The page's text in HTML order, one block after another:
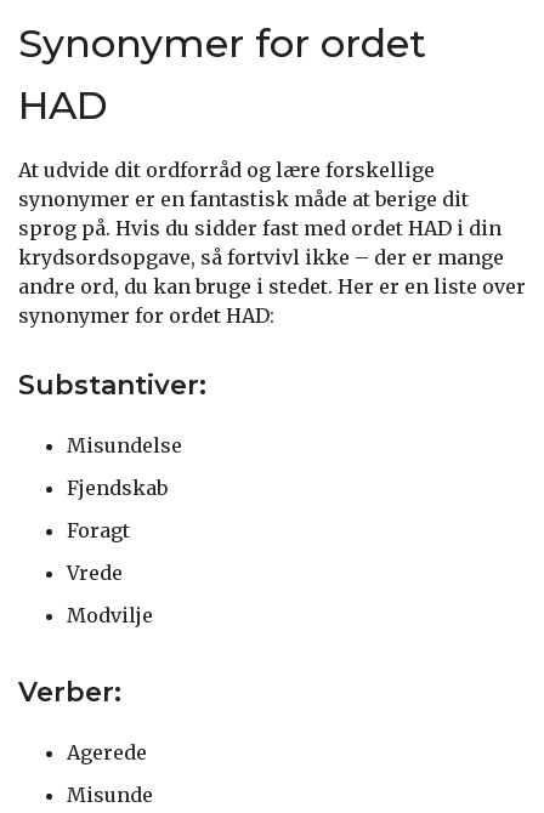
Synonymer for ordet
HAD
At udvide dit ordforråd og lære forskellige
synonymer er en fantastisk måde at berige dit
sprog på. Hvis du sidder fast med ordet HAD i din
krydsordsopgave, så fortvivl ikke – der er mange
andre ord, du kan bruge i stedet. Her er en liste over
synonymer for ordet HAD:
Substantiver:
Misundelse
Fjendskab
Foragt
Vrede
Modvilje
Verber:
Agerede
Misunde